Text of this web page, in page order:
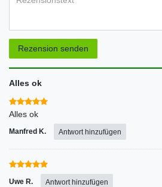
Rezension senden
Alles ok
Alles ok
Manfred K. Antwort hinzufügen
Uwe R. Antwort hinzufügen